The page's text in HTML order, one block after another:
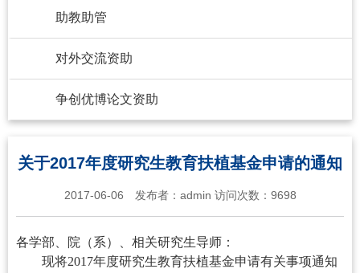
助教助管
对外交流资助
争创优博论文资助
关于2017年度研究生教育扶植基金申请的通知
2017-06-06 发布者： admin 访问次数： 9698
各学部、院（系）、相关研究生导师：
现将2017年度研究生教育扶植基金申请有关事项通知